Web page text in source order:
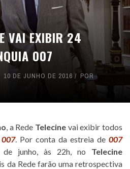
VAI EXIBIR 24
007
10 DE JUNHO DE 2016
POR
, a Rede Telecine vai exibir todos
007. Por conta da estreia de 007
junho, às 22h, no Telecine
da Rede farão uma retrospectiva